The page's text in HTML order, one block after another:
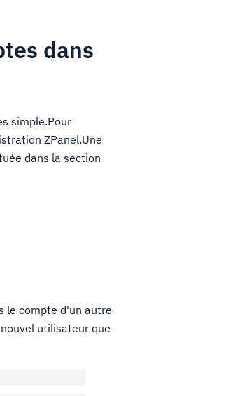
dans
simple.Pour
ZPanel.Une
dans la section
le compte d'un autre
utilisateur que